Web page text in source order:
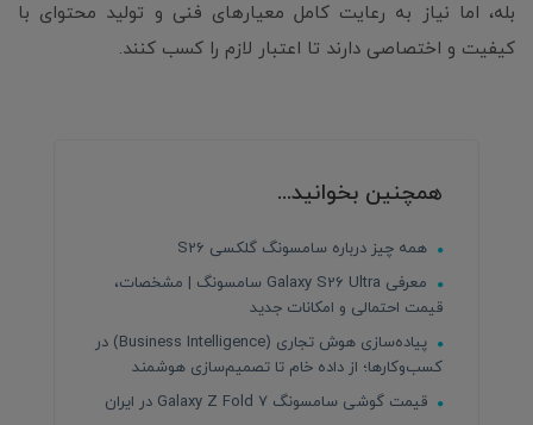
بله، اما نیاز به رعایت کامل معیارهای فنی و تولید محتوای با
کیفیت و اختصاصی دارند تا اعتبار لازم را کسب کنند.
همچنین بخوانید...
همه چیز درباره سامسونگ گلکسی S26
معرفی Galaxy S26 Ultra سامسونگ | مشخصات،
قیمت احتمالی و امکانات جدید
پیاده‌سازی هوش تجاری (Business Intelligence) در
کسب‌وکارها؛ از داده خام تا تصمیم‌سازی هوشمند
قیمت گوشی سامسونگ Galaxy Z Fold 7 در ایران